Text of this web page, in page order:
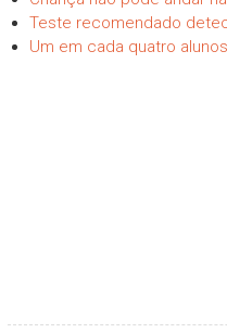
Teste recomendado
Um em cada quatro